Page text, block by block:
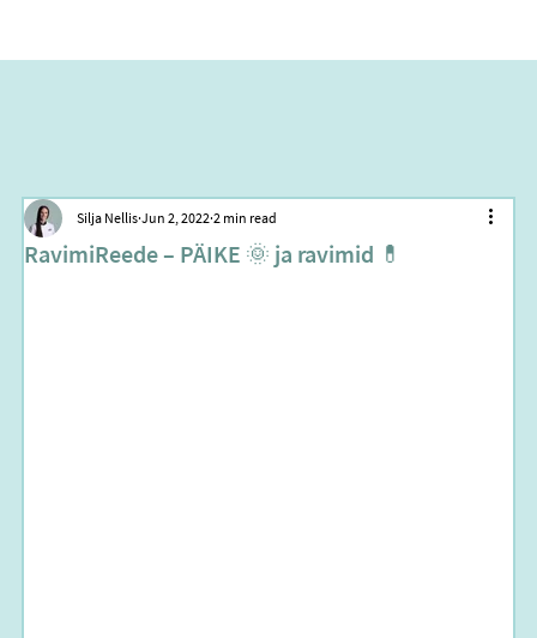
RavimiReede – PÄIKE 🌞 ja ravimid 💊
Silja Nellis Jun 2, 2022 2 min read